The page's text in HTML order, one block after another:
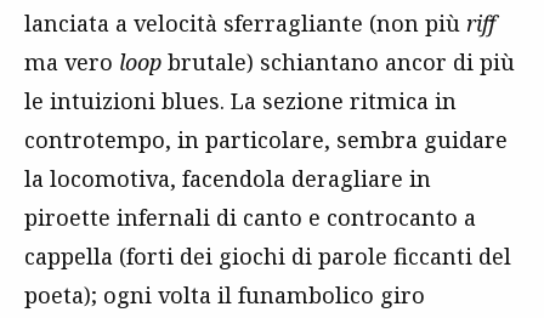
lanciata a velocità sferragliante (non più riff
ma vero loop brutale) schiantano ancor di più
le intuizioni blues. La sezione ritmica in
controtempo, in particolare, sembra guidare
la locomotiva, facendola deragliare in
piroette infernali di canto e controcanto a
cappella (forti dei giochi di parole ficcanti del
poeta); ogni volta il funambolico giro